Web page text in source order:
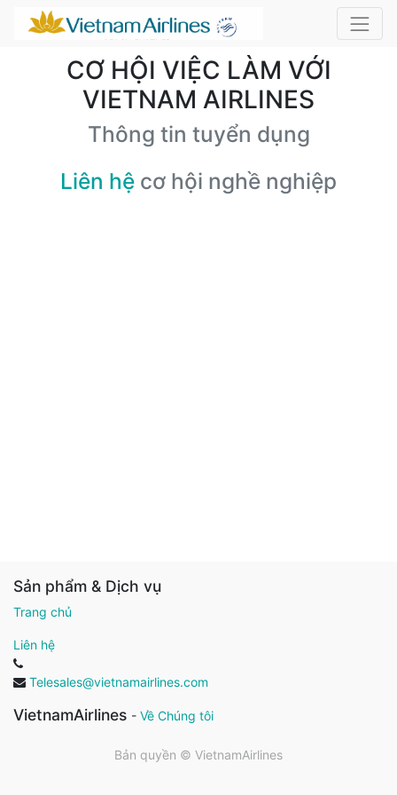
CƠ HỘI VIỆC LÀM VỚI
VIETNAM AIRLINES
Thông tin tuyển dụng
Liên hệ cơ hội nghề nghiệp
Sản phẩm & Dịch vụ
Trang chủ
Liên hệ
Telesales@vietnamairlines.com
VietnamAirlines - Về Chúng tôi
Bản quyền © VietnamAirlines